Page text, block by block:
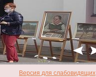
Версия для слабовидящих